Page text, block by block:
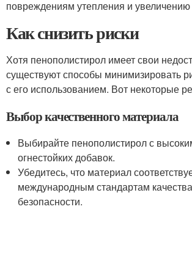
повреждениям утепления и увеличению
Как снизить риски
Хотя пенополистирол имеет свои
существуют способы минимизировать
с его использованием. Вот некоторые
Выбор качественного материала
Выбирайте пенополистирол с
огнестойких добавок.
Убедитесь, что материал
международным стандартам
безопасности.